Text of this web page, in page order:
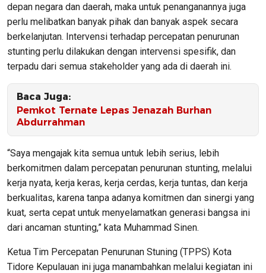
depan negara dan daerah, maka untuk penanganannya juga
perlu melibatkan banyak pihak dan banyak aspek secara
berkelanjutan. Intervensi terhadap percepatan penurunan
stunting perlu dilakukan dengan intervensi spesifik, dan
terpadu dari semua stakeholder yang ada di daerah ini.
Baca Juga:
Pemkot Ternate Lepas Jenazah Burhan
Abdurrahman
“Saya mengajak kita semua untuk lebih serius, lebih
berkomitmen dalam percepatan penurunan stunting, melalui
kerja nyata, kerja keras, kerja cerdas, kerja tuntas, dan kerja
berkualitas, karena tanpa adanya komitmen dan sinergi yang
kuat, serta cepat untuk menyelamatkan generasi bangsa ini
dari ancaman stunting,” kata Muhammad Sinen.
Ketua Tim Percepatan Penurunan Stuning (TPPS) Kota
Tidore Kepulauan ini juga manambahkan melalui kegiatan ini